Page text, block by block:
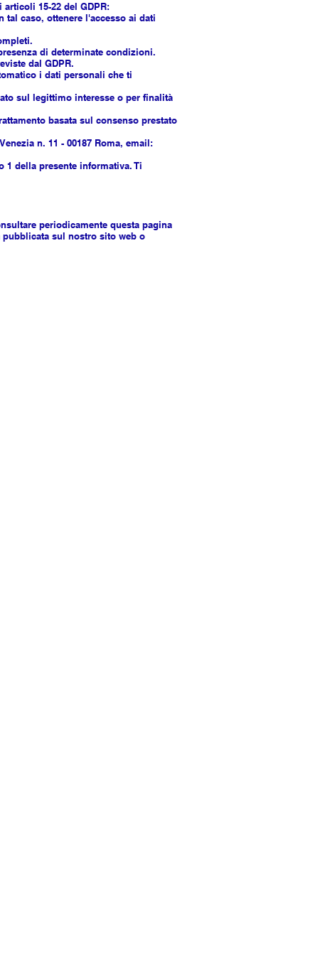
15-22 del GDPR:
caso, ottenere l'accesso ai dati
di determinate condizioni.
dal GDPR.
i dati personali che ti
sul legittimo interesse o per finalità
basata sul consenso prestato
n. 11 - 00187 Roma, email:
della presente informativa. Ti
periodicamente questa pagina
sul nostro sito web o